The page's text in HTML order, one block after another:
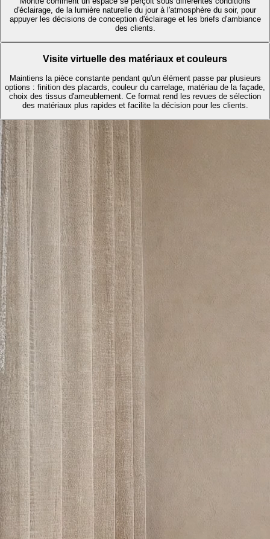
d'éclairage, de la lumière naturelle du jour à l'atmosphère du soir, pour
appuyer les décisions de conception d'éclairage et les briefs d'ambiance
des clients.
Visite virtuelle des matériaux et couleurs
Maintiens la pièce constante pendant qu'un élément passe par plusieurs
options : finition des placards, couleur du carrelage, matériau de la façade,
choix des tissus d'ameublement. Ce format rend les revues de sélection
des matériaux plus rapides et facilite la décision pour les clients.